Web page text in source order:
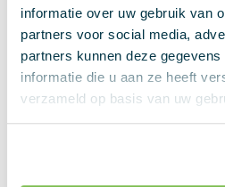
informatie over uw gebruik van
partners voor social media,
partners kunnen deze
informatie die u aan ze heeft
verzameld op basis van uw
Wat we doen
ervaring in de productie
kennis van ons ervaren